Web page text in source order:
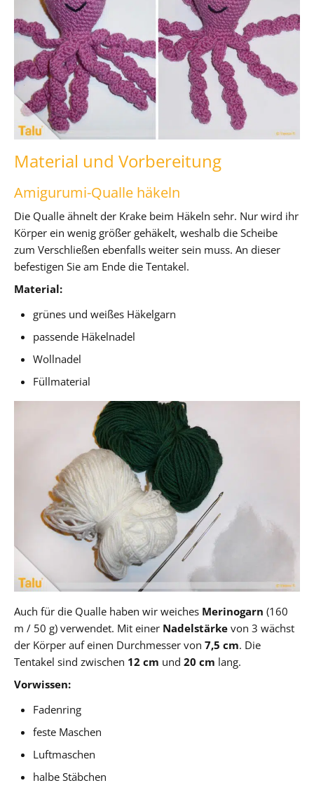
Material und Vorbereitung
Amigurumi-Qualle häkeln
Die Qualle ähnelt der Krake beim Häkeln sehr. Nur wird ihr
Körper ein wenig größer gehäkelt, weshalb die Scheibe
zum Verschließen ebenfalls weiter sein muss. An dieser
befestigen Sie am Ende die Tentakel.
Material:
grünes und weißes Häkelgarn
passende Häkelnadel
Wollnadel
Füllmaterial
Auch für die Qualle haben wir weiches Merinogarn (160
m / 50 g) verwendet. Mit einer Nadelstärke von 3 wächst
der Körper auf einen Durchmesser von 7,5 cm. Die
Tentakel sind zwischen 12 cm und 20 cm lang.
Vorwissen:
Fadenring
feste Maschen
Luftmaschen
halbe Stäbchen